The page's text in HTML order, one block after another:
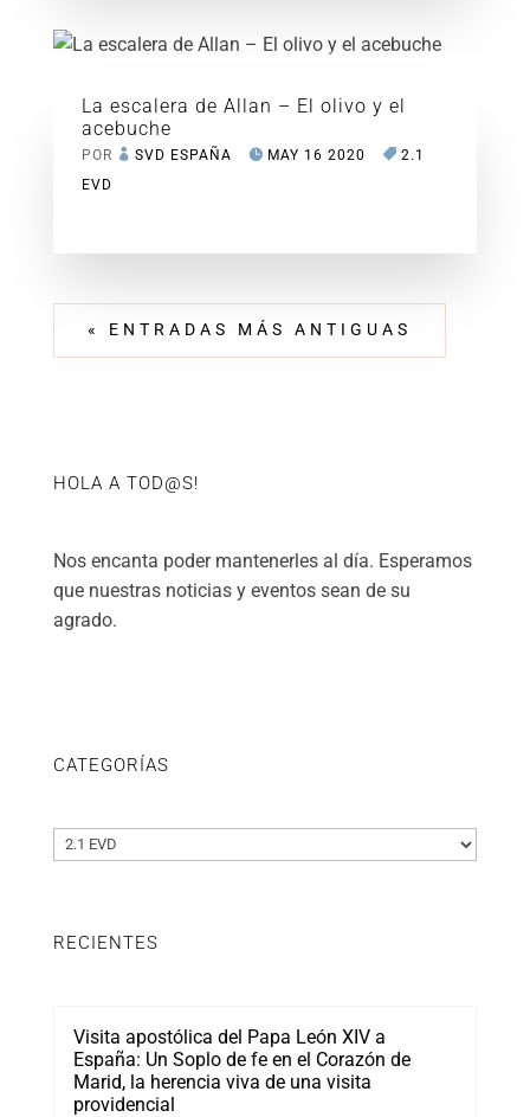
La escalera de Allan – El olivo y el
acebuche
POR SVD ESPAÑA MAY 16 2020
2.1
EVD
« ENTRADAS MÁS ANTIGUAS
HOLA A TOD@S!
Nos encanta poder mantenerles al día. Esperamos
que nuestras noticias y eventos sean de su
agrado.
CATEGORÍAS
Categorías
RECIENTES
Visita apostólica del Papa León XIV a
España: Un Soplo de fe en el Corazón de
Marid, la herencia viva de una visita
providencial